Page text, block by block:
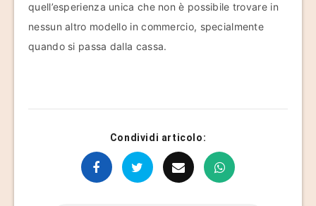
quell’esperienza unica che non è possibile trovare in
nessun altro modello in commercio, specialmente
quando si passa dalla cassa.
Condividi articolo: